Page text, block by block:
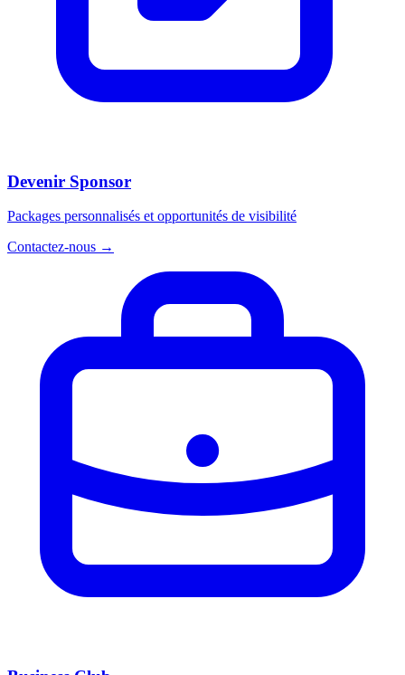
Devenir Sponsor
Packages personnalisés et opportunités de visibilité
Contactez-nous →